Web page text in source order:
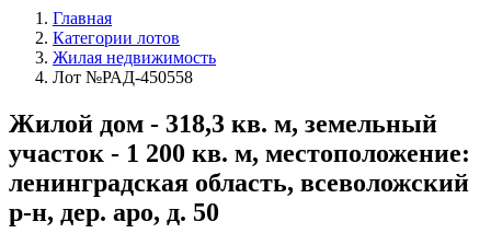
Главная
Категории лотов
Жилая недвижимость
Лот №РАД-450558
Жилой дом - 318,3 кв. м, земельный
участок - 1 200 кв. м, местоположение:
ленинградская область, всеволожский
р-н, дер. аро, д. 50